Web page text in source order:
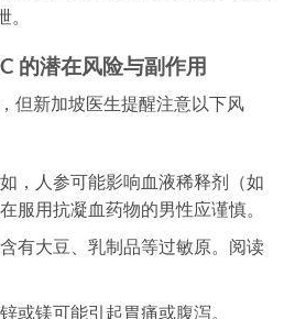
的潜在风险与副作用
但新加坡医生提醒注意以下风
如，人参可能影响血液稀释剂（如
服用抗凝血药物的男性应谨慎。
有大豆、乳制品等过敏原。阅读
或镁可能引起胃痛或腹泻。